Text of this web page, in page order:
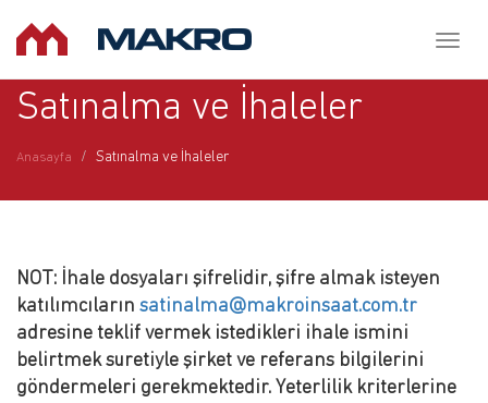
Satınalma ve İhaleler
Anasayfa Satınalma ve İhaleler
NOT: İhale dosyaları şifrelidir, şifre almak isteyen
katılımcıların satinalma@makroinsaat.com.tr
adresine teklif vermek istedikleri ihale ismini
belirtmek suretiyle şirket ve referans bilgilerini
göndermeleri gerekmektedir. Yeterlilik kriterlerine